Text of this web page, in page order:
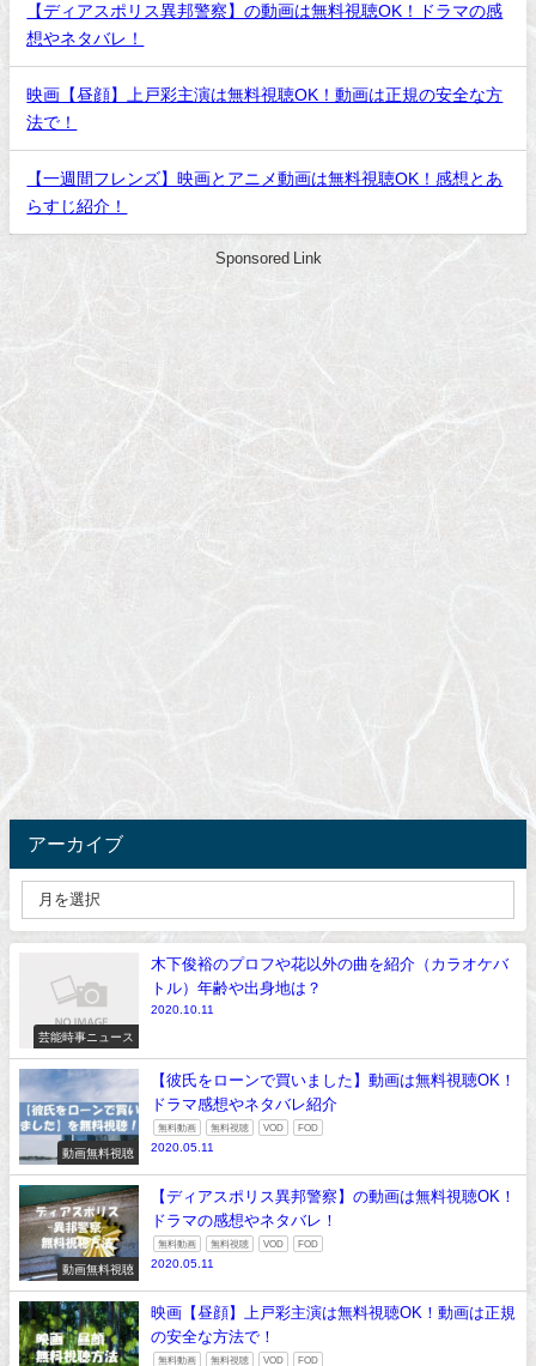
【ディアスポリス異邦警察】の動画は無料視聴OK！ドラマの感
想やネタバレ！
映画【昼顔】上戸彩主演は無料視聴OK！動画は正規の安全な方
法で！
【一週間フレンズ】映画とアニメ動画は無料視聴OK！感想とあ
らすじ紹介！
Sponsored Link
アーカイブ
芸能時事ニュース
木下俊裕のプロフや花以外の曲を紹介（カラオケバ
トル）年齢や出身地は？
2020.10.11
動画無料視聴
【彼氏をローンで買いました】動画は無料視聴OK！
ドラマ感想やネタバレ紹介
無料動画 無料視聴 VOD FOD
2020.05.11
動画無料視聴
【ディアスポリス異邦警察】の動画は無料視聴OK！
ドラマの感想やネタバレ！
無料動画 無料視聴 VOD FOD
2020.05.11
映画【昼顔】上戸彩主演は無料視聴OK！動画は正規
の安全な方法で！
無料動画 無料視聴 VOD FOD